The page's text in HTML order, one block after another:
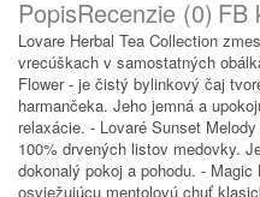
PopisRecenzie (0) FB
Lovare Herbal Tea Collection
vrecúškach v samostatných
Flower - je čistý bylinkový čaj
harmančeka. Jeho jemná a
relaxácie. - Lovaré Sunset
100% drvených listov medovky.
dokonalý pokoj a pohodu. -
osviežujúcu mentolovú chuť